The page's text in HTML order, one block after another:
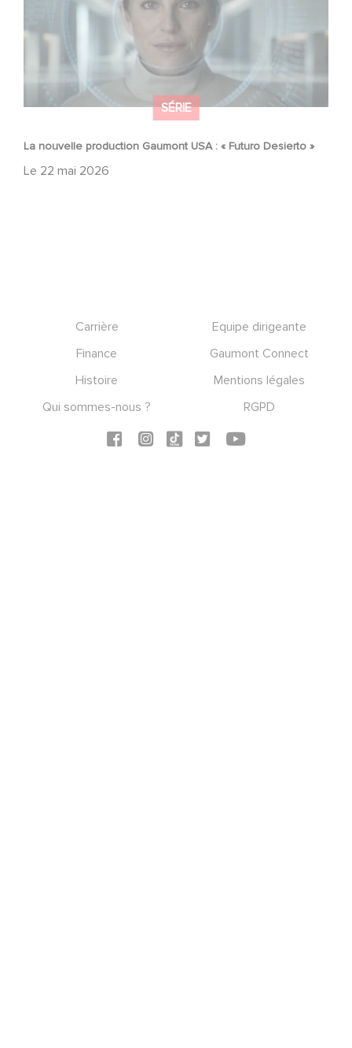
SÉRIE
La nouvelle production Gaumont USA : « Futuro Desierto »
Le 22 mai 2026
Carrière
Equipe dirigeante
Finance
Gaumont Connect
Histoire
Mentions légales
Qui sommes-nous ?
RGPD
Social icons